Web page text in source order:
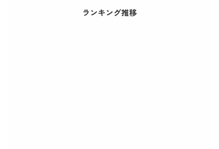
ランキング推移